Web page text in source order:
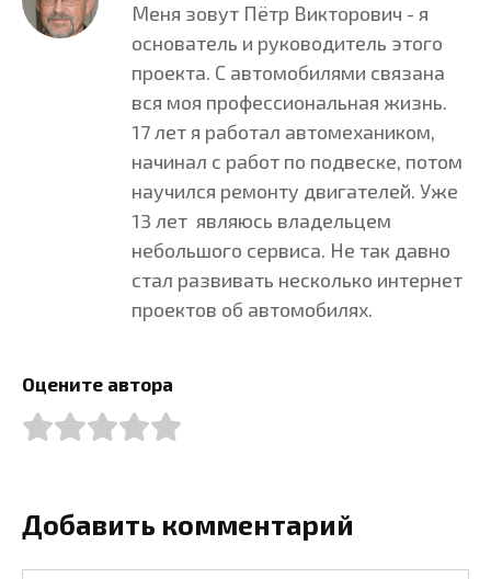
Меня зовут Пётр Викторович - я
основатель и руководитель этого
проекта. С автомобилями связана
вся моя профессиональная жизнь.
17 лет я работал автомехаником,
начинал с работ по подвеске, потом
научился ремонту двигателей. Уже
13 лет являюсь владельцем
небольшого сервиса. Не так давно
стал развивать несколько интернет
проектов об автомобилях.
Оцените автора
Добавить комментарий